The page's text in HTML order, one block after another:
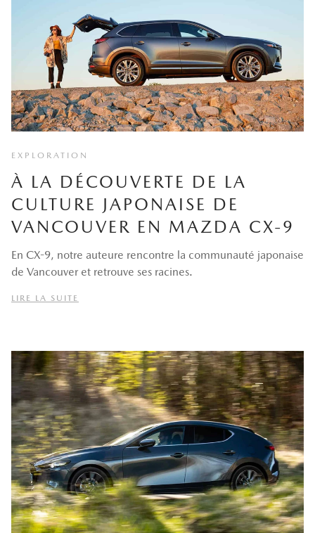
EXPLORATION
À LA DÉCOUVERTE DE LA
CULTURE JAPONAISE DE
VANCOUVER EN MAZDA CX-9
En CX-9, notre auteure rencontre la communauté japonaise
de Vancouver et retrouve ses racines.
LIRE LA SUITE